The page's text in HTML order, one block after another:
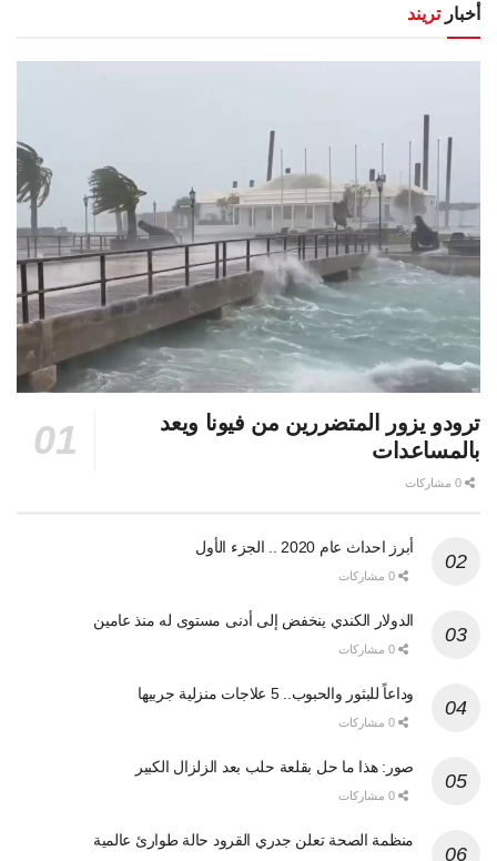
أخبارتريند
ترودو يزور المتضررين من فيونا ويعد
بالمساعدات
أبرز احداث عام 2020 .. الجزء الأول
الدولار الكندي ينخفض إلى أدنى مستوى له منذ عامين
وداعاً للبثور والحبوب.. 5 علاجات منزلية جربيها
صور: هذا ما حل بقلعة حلب بعد الزلزال الكبير
منظمة الصحة تعلن جدري القرود حالة طوارئ عالمية